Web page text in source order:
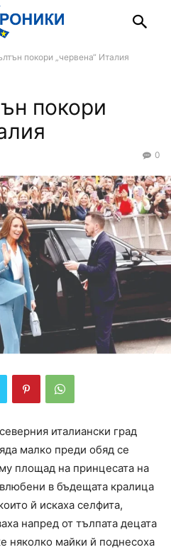
покори „червена“ Италия
покори
0
италиански град
малко преди обяд се
площад на принцесата на
в бъдещата кралица
й искаха селфита,
напред от тълпата децата
няколко майки й поднесоха